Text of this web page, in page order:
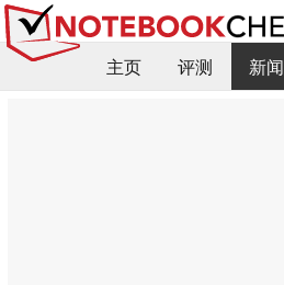
主页 评测
新闻